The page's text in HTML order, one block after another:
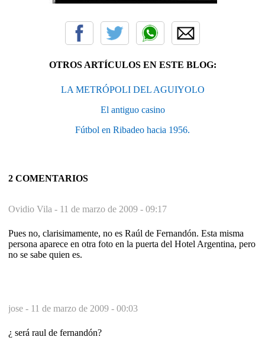
OTROS ARTÍCULOS EN ESTE BLOG:
LA METRÓPOLI DEL AGUIYOLO
El antiguo casino
Fútbol en Ribadeo hacia 1956.
2 COMENTARIOS
Ovidio Vila - 11 de marzo de 2009 - 09:17
Pues no, clarisimamente, no es Raúl de Fernandón. Esta misma
persona aparece en otra foto en la puerta del Hotel Argentina, pero
no se sabe quien es.
jose - 11 de marzo de 2009 - 00:03
¿ será raul de fernandón?